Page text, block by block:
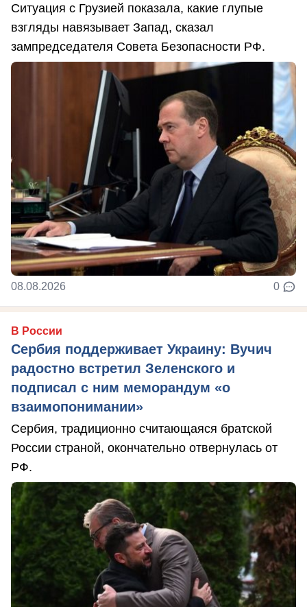
Ситуация с Грузией показала, какие глупые
взгляды навязывает Запад, сказал
зампредседателя Совета Безопасности РФ.
08.08.2026 0
В России
Сербия поддерживает Украину: Вучич
радостно встретил Зеленского и
подписал с ним меморандум «о
взаимопонимании»
Сербия, традиционно считающаяся братской
России страной, окончательно отвернулась от
РФ.